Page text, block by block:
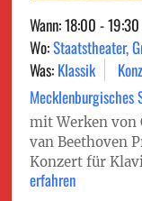
Wann: 18:00 - 19:30
Wo:Staatstheater,
Was: Klassik
Mecklenburgisches
mit Werken von
van Beethoven
Konzert für
erfahren